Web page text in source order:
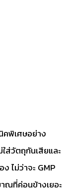
พิเศษอย่าง
ส่วัตถุกันเสียและ
ไม่ว่าจะ GMP
ณที่ค่อนข้างเยอะ